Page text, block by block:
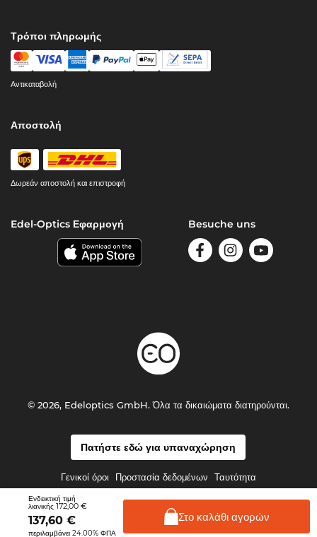
Ενδεικτική τιμή
λιανικής 172,00 €
137,60 €
περιλαμβάνει 24.00% ΦΠΑ
Στο καλάθιαγορών
Τρόποι πληρωμής
Αντικαταβολή
Αποστολή
Δωρεάν αποστολή και επιστροφή
Edel-Optics Εφαρμογή Besuche uns
Πατήστε εδώ για υπαναχώρηση
Γενικοί όροι Προστασία δεδομένων Ταυτότητα
© 2026, Edeloptics GmbH. Όλα τα δικαιώματα διατηρούνται.